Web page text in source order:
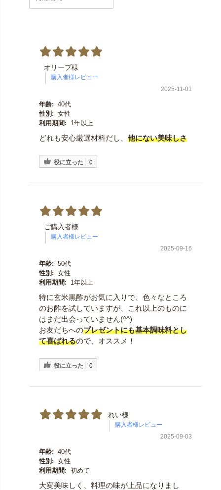
オリーブ様
2025-11-01
年齢: 40代
性別: 女性
利用期間:
1年以上
どれも安心厳選材料だし、 他にない美味しさ
役に立った 0
ご購入者様
2025-09-16
年齢: 50代
性別: 女性
利用期間:
1年以上
特に玄米黒酢がお気に入りで、色々なところ
のお酢を試していますが、これ以上のものに
はまだ出会っていません(^^)
お友だちへのプレゼントにも基本調味料とし
て喜ばれるので、オススメ！
役に立った 0
れい様
2025-09-03
年齢: 40代
性別: 女性
利用期間: 初めて
大変美味しく、料理の味が上品になりまし